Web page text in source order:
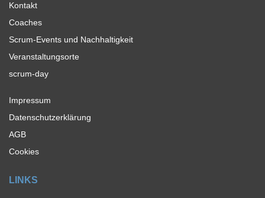
Kontakt
Coaches
Scrum-Events und Nachhaltigkeit
Veranstaltungsorte
scrum-day
Impressum
Datenschutzerklärung
AGB
Cookies
LINKS